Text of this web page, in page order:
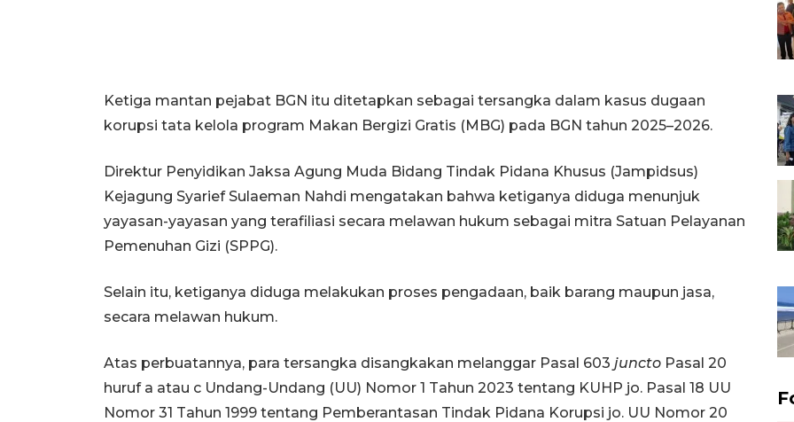
Ketiga mantan pejabat BGN itu ditetapkan sebagai tersangka dalam kasus dugaan
korupsi tata kelola program Makan Bergizi Gratis (MBG) pada BGN tahun 2025–2026.
Direktur Penyidikan Jaksa Agung Muda Bidang Tindak Pidana Khusus (Jampidsus)
Kejagung Syarief Sulaeman Nahdi mengatakan bahwa ketiganya diduga menunjuk
yayasan-yayasan yang terafiliasi secara melawan hukum sebagai mitra Satuan Pelayanan
Pemenuhan Gizi (SPPG).
Selain itu, ketiganya diduga melakukan proses pengadaan, baik barang maupun jasa,
secara melawan hukum.
Atas perbuatannya, para tersangka disangkakan melanggar Pasal 603 juncto Pasal 20
huruf a atau c Undang-Undang (UU) Nomor 1 Tahun 2023 tentang KUHP jo. Pasal 18 UU
Nomor 31 Tahun 1999 tentang Pemberantasan Tindak Pidana Korupsi jo. UU Nomor 20